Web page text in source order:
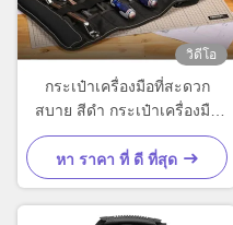
วิดีโอ
กระเป๋าเครื่องมือที่สะดวก
สบาย สีดํา กระเป๋าเครื่องมือ
ขนาดกลาง
หา ราคา ที่ ดี ที่สุด